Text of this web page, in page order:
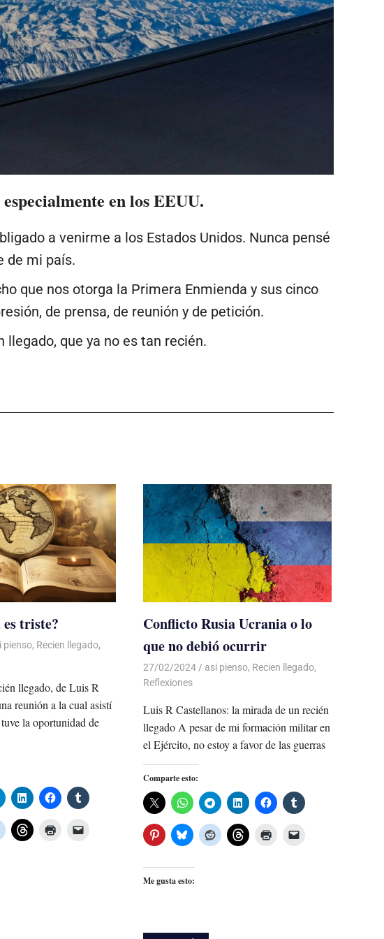
en los EEUU.
a venirme a los Estados Unidos. Nunca pensé
de mi país.
que nos otorga la Primera Enmienda y sus cinco
de prensa, de reunión y de petición.
que ya no es tan recién.
triste?
todo un Poco
pienso, Recien llegado,
llegado, de Luis R
reunión a la cual asistí
la oportunidad de
Conflicto Rusia Ucrania o lo
que no debió ocurrir
27/02/2024 De todo un Poco
asi pienso, Recien llegado,
Reflexiones
Luis R Castellanos: la mirada de un recién
llegado A pesar de mi formación militar en
el Ejército, no estoy a favor de las guerras
Comparte esto:
Me gusta esto: